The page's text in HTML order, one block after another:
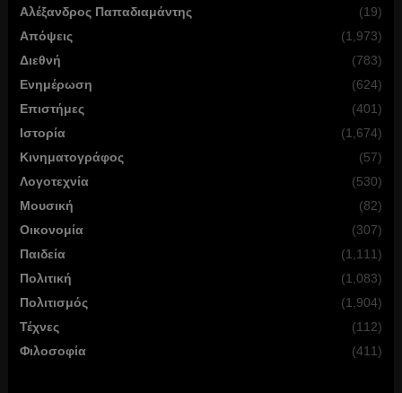
Αλέξανδρος Παπαδιαμάντης
(19)
Απόψεις
(1,973)
Διεθνή
(783)
Ενημέρωση
(624)
Επιστήμες
(401)
Ιστορία
(1,674)
Κινηματογράφος
(57)
Λογοτεχνία
(530)
Μουσική
(82)
Οικονομία
(307)
Παιδεία
(1,111)
Πολιτική
(1,083)
Πολιτισμός
(1,904)
Τέχνες
(112)
Φιλοσοφία
(411)